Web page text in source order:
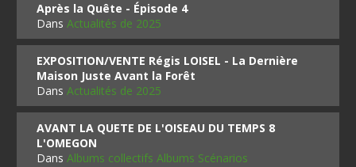
Après la Quête - Épisode 4
DansActualités de 2025
EXPOSITION/VENTE Régis LOISEL - La Dernière
Maison Juste Avant la Forêt
DansActualités de 2025
AVANT LA QUETE DE L'OISEAU DU TEMPS 8
L'OMEGON
DansAlbums collectifs Albums Scénarios